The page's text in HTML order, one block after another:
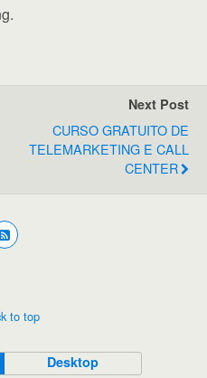
Next Post
CURSO GRATUITO DE
TELEMARKETING E CALL
CENTER
to top
Desktop